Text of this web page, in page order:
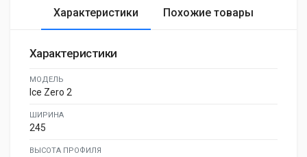
Характеристики Похожие товары
Характеристики
МОДЕЛЬ
Ice Zero 2
ШИРИНА
245
ВЫСОТА ПРОФИЛЯ